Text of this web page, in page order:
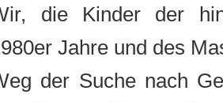
Wir, die Kinder der
1980er Jahre und des
Weg der Suche nach